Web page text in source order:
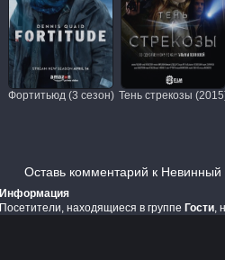
Фортитьюд (3 сезон) Тень стрекозы
Оставь комментарий к Невинный
Информация
Посетители, находящиеся в группе Гости,